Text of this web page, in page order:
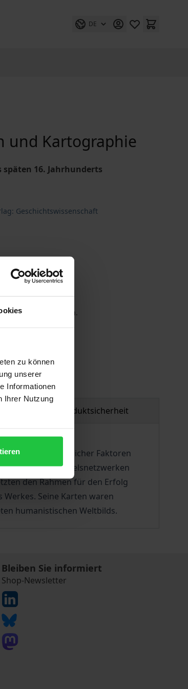
zu können
unserer
Informationen
Ihrer Nutzung
DE
und Kartographie
16. Jahrhunderts
Geschichtswissenschaft
der Kasse variieren.
Produktsicherheit
unterschiedlicher Faktoren
von Handelsnetzwerken
den Rahmen für den Erfolg
Seine Karten waren
humanistischen Weltbilds.
Bleiben Sie informiert
Shop-Newsletter